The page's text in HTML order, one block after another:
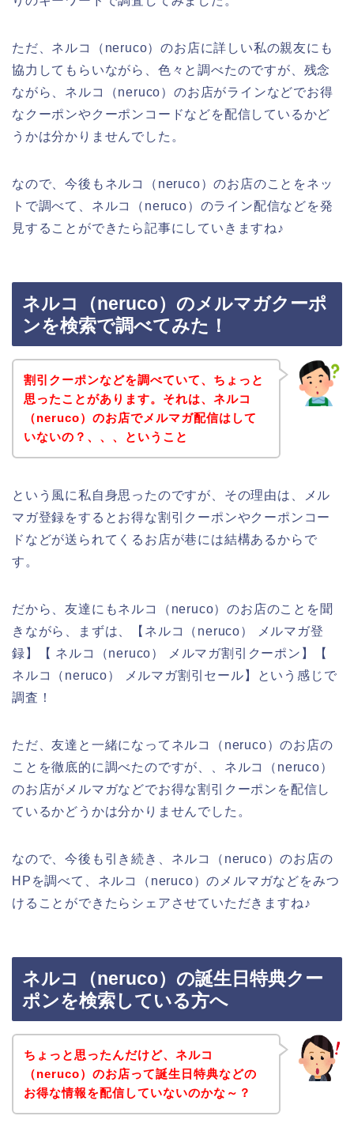
ただ、ネルコ（neruco）のお店に詳しい私の親友にも
協力してもらいながら、色々と調べたのですが、残念
ながら、ネルコ（neruco）のお店がラインなどでお得
なクーポンやクーポンコードなどを配信しているかど
うかは分かりませんでした。
なので、今後もネルコ（neruco）のお店のことをネッ
トで調べて、ネルコ（neruco）のライン配信などを発
見することができたら記事にしていきますね♪
ネルコ（neruco）のメルマガクーポ
ンを検索で調べてみた！
割引クーポンなどを調べていて、ちょっと
思ったことがあります。それは、ネルコ
（neruco）のお店でメルマガ配信はして
いないの？、、、ということ
という風に私自身思ったのですが、その理由は、メル
マガ登録をするとお得な割引クーポンやクーポンコー
ドなどが送られてくるお店が巷には結構あるからで
す。
だから、友達にもネルコ（neruco）のお店のことを聞
きながら、まずは、【ネルコ（neruco） メルマガ登
録】【 ネルコ（neruco） メルマガ割引クーポン】【
ネルコ（neruco） メルマガ割引セール】という感じで
調査！
ただ、友達と一緒になってネルコ（neruco）のお店の
ことを徹底的に調べたのですが、、ネルコ（neruco）
のお店がメルマガなどでお得な割引クーポンを配信し
ているかどうかは分かりませんでした。
なので、今後も引き続き、ネルコ（neruco）のお店の
HPを調べて、ネルコ（neruco）のメルマガなどをみつ
けることができたらシェアさせていただきますね♪
ネルコ（neruco）の誕生日特典クー
ポンを検索している方へ
ちょっと思ったんだけど、ネルコ
（neruco）のお店って誕生日特典などの
お得な情報を配信していないのかな～？